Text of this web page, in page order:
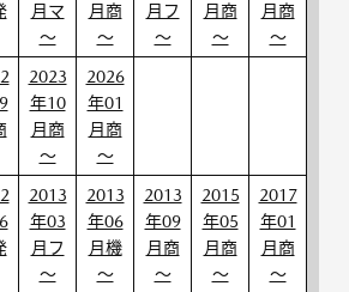
月マ
～
月商
～
月フ
～
月商
～
月商
～
2023
年10
月商
～
2026
年01
月商
～
2013
年03
月フ
～
2013
年06
月機
～
2013
年09
月商
～
2015
年05
月商
～
2017
年01
月商
～